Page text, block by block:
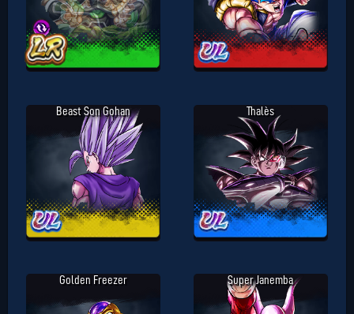
Beast Son Gohan Thalès
Golden Freezer Super Janemba